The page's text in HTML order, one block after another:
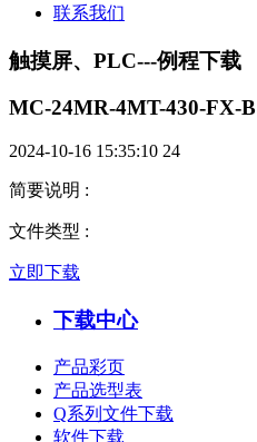
联系我们
触摸屏、PLC---例程下载
MC-24MR-4MT-430-FX-B
2024-10-16 15:35:10 24
简要说明 :
文件类型 :
立即下载
下载中心
产品彩页
产品选型表
Q系列文件下载
软件下载